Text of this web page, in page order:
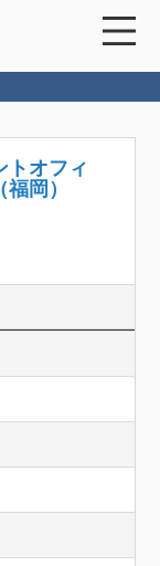
トオフィ
岡）